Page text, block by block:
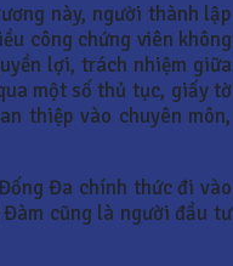
này, người thành lập
công chứng viên không
lợi, trách nhiệm giữa
một số thủ tục, giấy tờ
thiệp vào chuyên môn,
Đa chính thức đi vào
cũng là người đầu tư